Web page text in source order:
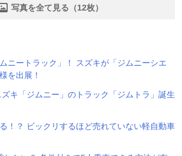
写真を全て見る（12枚）
ニートラック」！ スズキが「ジムニーシエ
を出展！
キ「ジムニー」のトラック「ジムトラ」誕生
！？ ビックリするほど売れていない軽自動車